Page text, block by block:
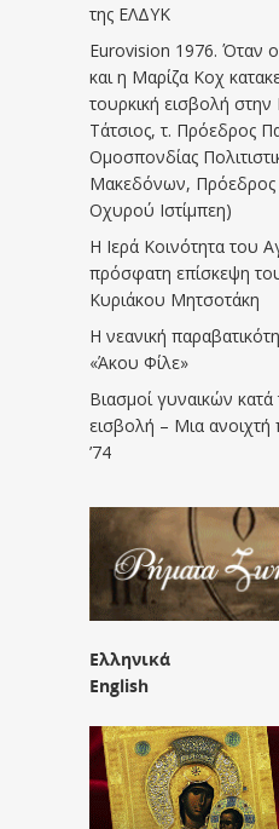
της ΕΛΔΥΚ
Eurovision 1976. Όταν
και η Μαρίζα Κοχ
τουρκική εισβολή
Τάτσιος, τ. Πρόεδρος
Ομοσπονδίας
Μακεδόνων,
Οχυρού Ιστίμπεη)
Η Ιερά Κοινότητα του
πρόσφατη επίσκεψη
Κυριάκου Μητσοτάκη
Η νεανική
«Άκου Φίλε»
Βιασμοί γυναικών κατά
εισβολή – Μια ανοιχτή
’74
Ελληνικά
English